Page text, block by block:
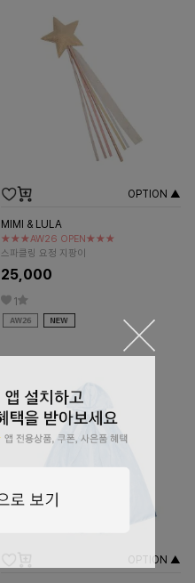
OPTION ▲
MIMI & LULA
★★★AW26 OPEN★★★
스파클링 요정 지팡이
25,000
1
OPTION ▲